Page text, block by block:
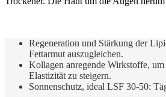
Regeneration und Stärkung der
Fettarmut auszugleichen.
Kollagen anregende Wirkstoffe,
Elastizität zu steigern.
Sonnenschutz, ideal LSF 30-50: